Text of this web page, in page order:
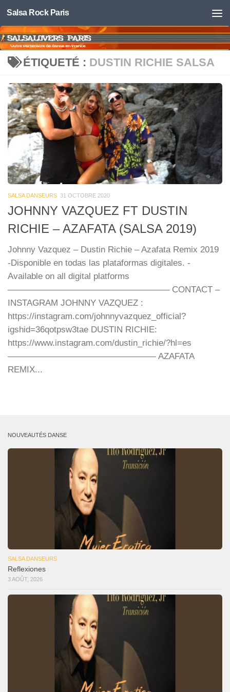
Skip to content
Salsa Rock Paris
ÉTIQUETÉ : DUSTIN RICHIE SALSA
SALSA DANSEURS 31 OCTOBRE 2020
JOHNNY VAZQUEZ FT DUSTIN
RICHIE – AZAFATA (SALSA 2019)
Johnny Vazquez – Dustin Richie – Azafata Remix 2019
-Disponible en todas las plataformas digitales. -
Available on all digital platforms
——————————————————– CONTACT –
INSTAGRAM JOHNNY VAZQUEZ :
https://instagram.com/johnnyvazquez_official?
igshid=36qotpsw3tae DUSTIN RICHIE:
https://www.instagram.com/dustin_richie/?hl=es
————————————————— AZAFATA
REMIX...
NOUVEAUTÉS DANSE
SALSA DANSEURS
Reflexiones
3 AOÛT, 2026